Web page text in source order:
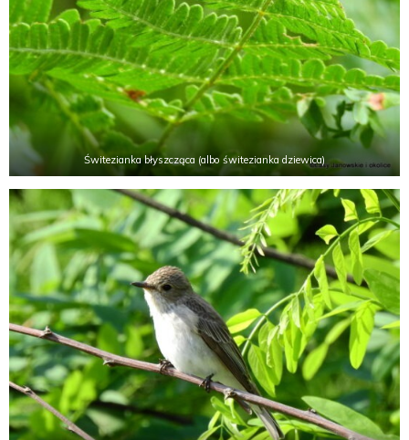
Świtezianka błyszcząca (albo świtezianka dziewica)